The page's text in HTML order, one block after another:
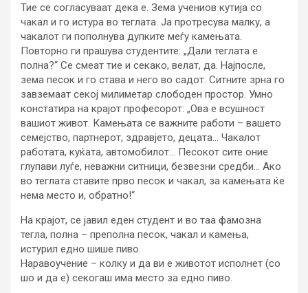
Тие се согласуваат дека е. Зема учениов кутија со
чакал и го истура во теглата. Ја протресува малку, а
чакалот ги пополнува дупките меѓу камењата.
Повторно ги прашува студентите: „Дали теглата е
полна?“ Се смеат тие и секако, велат, да. Најпосле,
зема песок и го става и него во садот. Ситните зрна го
завземаат секој милиметар слободен простор. Умно
констатира на крајот професорот: „Ова е всушност
вашиот живот. Камењата се важните работи – вашето
семејство, партнерот, здравјето, децата… Чакалот
работата, куќата, автомобилот… Песокот сите оние
глупави луѓе, неважни ситници, безвезни средби… Ако
во теглата ставите прво песок и чакал, за камењата ќе
нема место и, обратно!“
На крајот, се јавил еден студент и во таа фамозна
тегла, полна – преполна песок, чакал и камења,
истурил едно шише пиво.
Наравоучение – колку и да ви е животот исполнет (со
шо и да е) секогаш има место за едно пиво.